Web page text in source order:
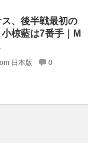
、後半戦最初の
椋藍は7番手｜M
日本版 0